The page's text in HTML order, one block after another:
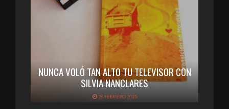
NUNCA VOLÓ TAN ALTO TU TELEVISOR CON
SILVIA NANCLARES
28 FEBRERO 2025